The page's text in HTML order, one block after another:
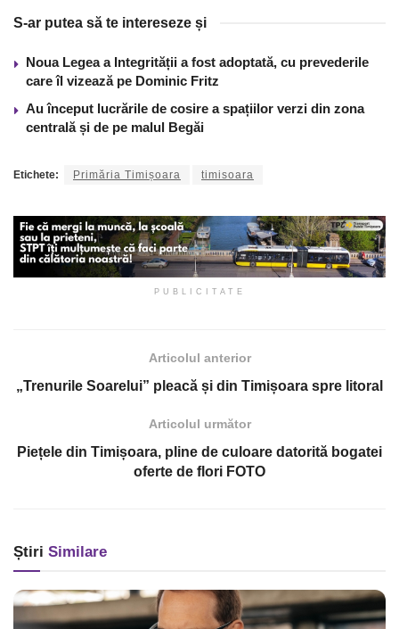
S-ar putea să te intereseze și
Noua Legea a Integrității a fost adoptată, cu prevederile
care îl vizează pe Dominic Fritz
Au început lucrările de cosire a spațiilor verzi din zona
centrală și de pe malul Begăi
Etichete: Primăria Timișoara timisoara
PUBLICITATE
Articolul anterior
„Trenurile Soarelui” pleacă și din Timișoara spre litoral
Articolul următor
Piețele din Timișoara, pline de culoare datorită bogatei
oferte de flori FOTO
Știri Similare